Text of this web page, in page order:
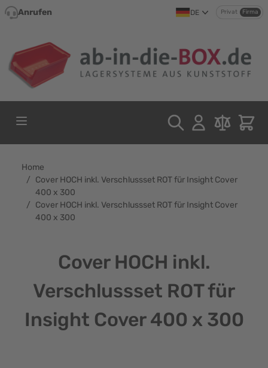
Direkt zum Inhalt
Anrufen DE Privat Firma
Home
/ Cover HOCH inkl. Verschlussset ROT für Insight Cover
400 x 300
/ Cover HOCH inkl. Verschlussset ROT für Insight Cover
400 x 300
Cover HOCH inkl.
Verschlussset ROT für
Insight Cover 400 x 300